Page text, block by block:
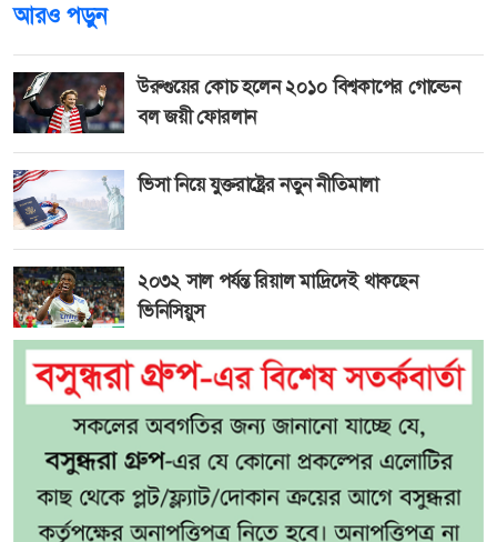
আরও পড়ুন
উরুগুয়ের কোচ হলেন ২০১০ বিশ্বকাপের গোল্ডেন
বল জয়ী ফোরলান
ভিসা নিয়ে যুক্তরাষ্ট্রের নতুন নীতিমালা
২০৩২ সাল পর্যন্ত রিয়াল মাদ্রিদেই থাকছেন
ভিনিসিয়ুস